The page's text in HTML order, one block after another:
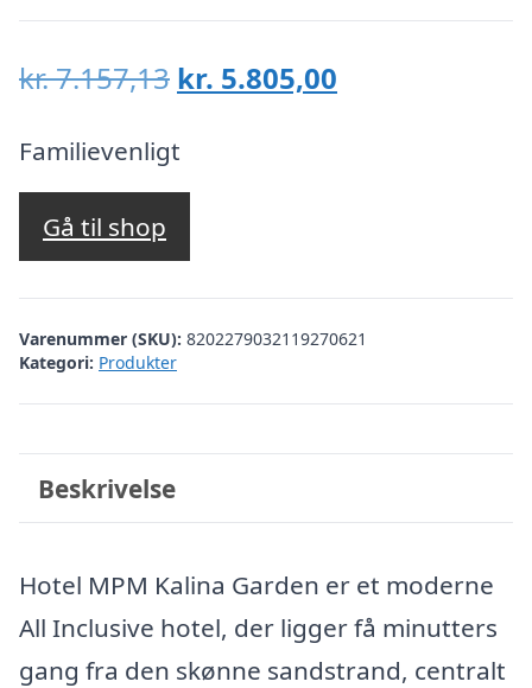
kr.7.157,13 Den
pris
var:
kr. 5.805,00
Familievenligt
Gå til shop
Varenummer (SKU): 8202279032119270621
Kategori: Produkter
Beskrivelse
Hotel MPM Kalina Garden er et moderne
All Inclusive hotel, der ligger få minutters
gang fra den skønne sandstrand, centralt